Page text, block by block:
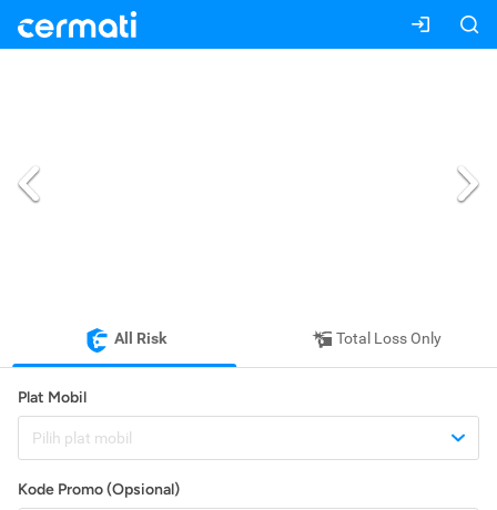
All Risk Total Loss Only
Plat Mobil
Pilih plat mobil
Kode Promo (Opsional)